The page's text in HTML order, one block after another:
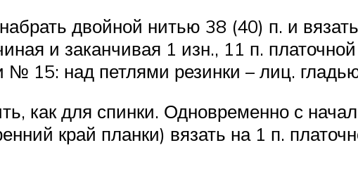
двойной нитью 38 (40) п. и
и заканчивая 1 изн., 11 п.
15: над петлями резинки – лиц.
как для спинки. Одновременно с
край планки) вязать на 1 п.